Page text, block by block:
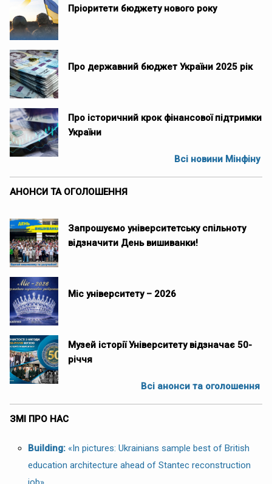
Пріоритети бюджету нового року
Про державний бюджет України 2025 рік
Про історичний крок фінансової підтримки
України
Всі новини Мінфіну
АНОНСИ ТА ОГОЛОШЕННЯ
Запрошуємо університетську спільноту
відзначити День вишиванки!
Міс університету – 2026
Музей історії Університету відзначає 50-
річчя
Всі анонси та оголошення
ЗМІ ПРО НАС
Building: «In pictures: Ukrainians sample best of British
education architecture ahead of Stantec reconstruction